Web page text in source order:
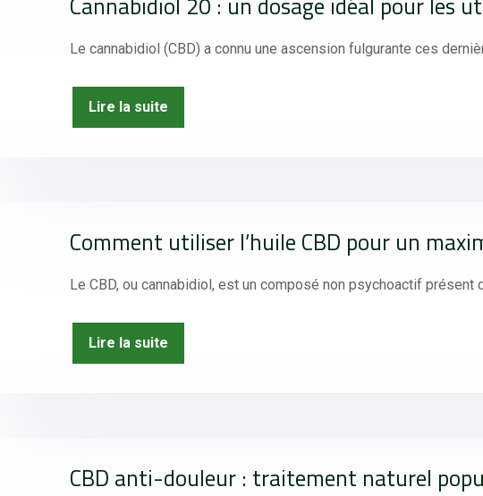
Le cannabidiol (CBD) a connu une ascension fulgurante ces
Lire la suite
Comment utiliser l’huile CBD pour un
Le CBD, ou cannabidiol, est un composé non psychoactif présent
Lire la suite
CBD anti-douleur : traitement naturel